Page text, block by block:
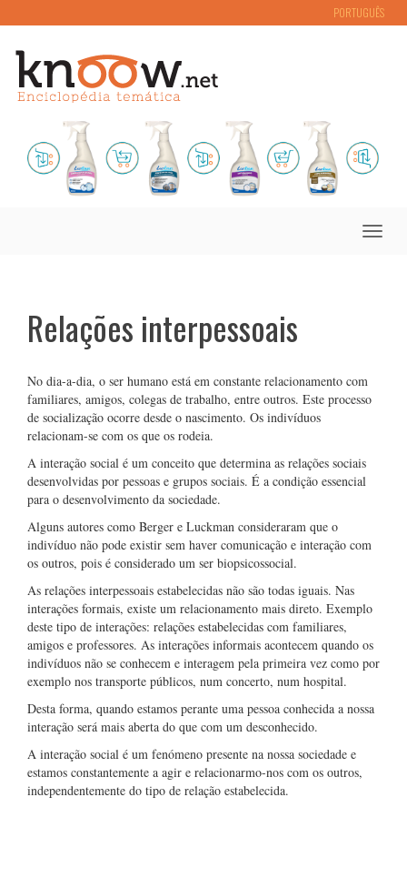
PORTUGUÊS
Toggle
Relações interpessoais
No dia-a-dia, o ser humano está em constante relacionamento com
familiares, amigos, colegas de trabalho, entre outros. Este processo
de socialização ocorre desde o nascimento. Os indivíduos
relacionam-se com os que os rodeia.
A interação social é um conceito que determina as relações sociais
desenvolvidas por pessoas e grupos sociais. É a condição essencial
para o desenvolvimento da sociedade.
Alguns autores como Berger e Luckman consideraram que o
indivíduo não pode existir sem haver comunicação e interação com
os outros, pois é considerado um ser biopsicossocial.
As relações interpessoais estabelecidas não são todas iguais. Nas
interações formais, existe um relacionamento mais direto. Exemplo
deste tipo de interações: relações estabelecidas com familiares,
amigos e professores. As interações informais acontecem quando os
indivíduos não se conhecem e interagem pela primeira vez como por
exemplo nos transporte públicos, num concerto, num hospital.
Desta forma, quando estamos perante uma pessoa conhecida a nossa
interação será mais aberta do que com um desconhecido.
A interação social é um fenómeno presente na nossa sociedade e
estamos constantemente a agir e relacionarmo-nos com os outros,
independentemente do tipo de relação estabelecida.